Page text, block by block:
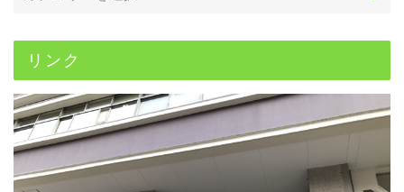
リンク